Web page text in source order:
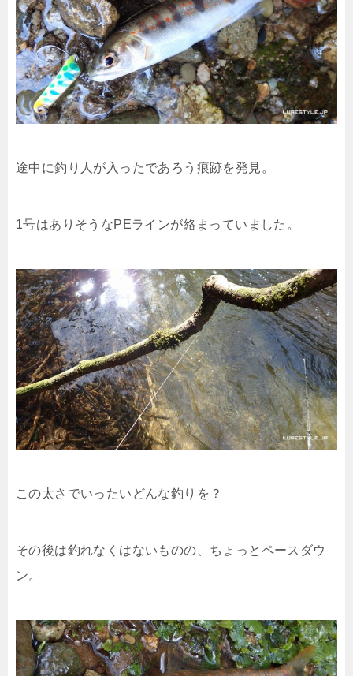
途中に釣り人が入ったであろう痕跡を発見。
1号はありそうなPEラインが絡まっていました。
この太さでいったいどんな釣りを？
その後は釣れなくはないものの、ちょっとペースダウ
ン。